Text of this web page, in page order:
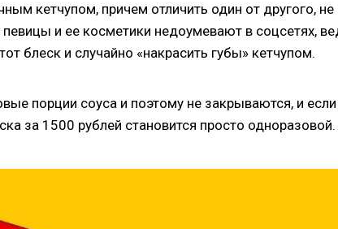
кетчупом, причем отличить один от другого, не
и ее косметики недоумевают в соцсетях,
блеск и случайно «накрасить губы» кетчупом.
порции соуса и поэтому не закрываются, и если
за 1500 рублей становится просто одноразовой.